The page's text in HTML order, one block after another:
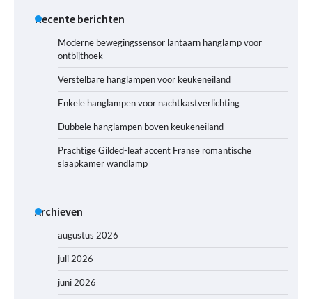
Recente berichten
Moderne bewegingssensor lantaarn hanglamp voor
ontbijthoek
Verstelbare hanglampen voor keukeneiland
Enkele hanglampen voor nachtkastverlichting
Dubbele hanglampen boven keukeneiland
Prachtige Gilded-leaf accent Franse romantische
slaapkamer wandlamp
Archieven
augustus 2026
juli 2026
juni 2026